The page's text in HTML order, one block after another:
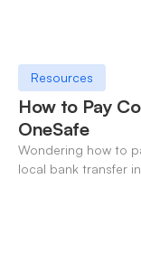
Resources
How to Pay
OneSafe
Wondering how to
local bank transfer